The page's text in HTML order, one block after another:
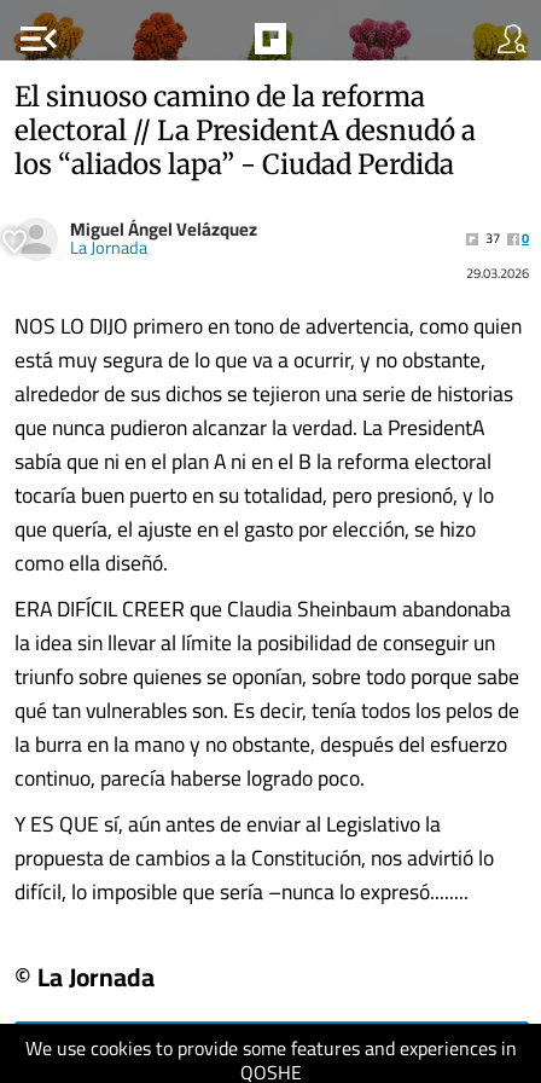
menu_open
We use cookies to provide some features and experiences in
QOSHE
El sinuoso camino de la reforma
electoral // La PresidentA desnudó a
los “aliados lapa” - Ciudad Perdida
Miguel Ángel Velázquez
La Jornada 37
0
29.03.2026
NOS LO DIJO primero en tono de advertencia, como quien
está muy segura de lo que va a ocurrir, y no obstante,
alrededor de sus dichos se tejieron una serie de historias
que nunca pudieron alcanzar la verdad. La PresidentA
sabía que ni en el plan A ni en el B la reforma electoral
tocaría buen puerto en su totalidad, pero presionó, y lo
que quería, el ajuste en el gasto por elección, se hizo
como ella diseñó.
ERA DIFÍCIL CREER que Claudia Sheinbaum abandonaba
la idea sin llevar al límite la posibilidad de conseguir un
triunfo sobre quienes se oponían, sobre todo porque sabe
qué tan vulnerables son. Es decir, tenía todos los pelos de
la burra en la mano y no obstante, después del esfuerzo
continuo, parecía haberse logrado poco.
Y ES QUE sí, aún antes de enviar al Legislativo la
propuesta de cambios a la Constitución, nos advirtió lo
difícil, lo imposible que sería –nunca lo expresó........
© La Jornada
visit website